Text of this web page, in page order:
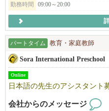
勤務時間
09:00～20:00
パートタイム 教育・家庭教師
Sora International Preschool
Online
日本語の先生のアシスタント
会社からのメッセージ